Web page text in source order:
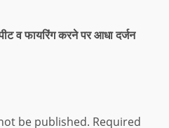
व फायरिंग करने पर आधा दर्जन
be published. Required